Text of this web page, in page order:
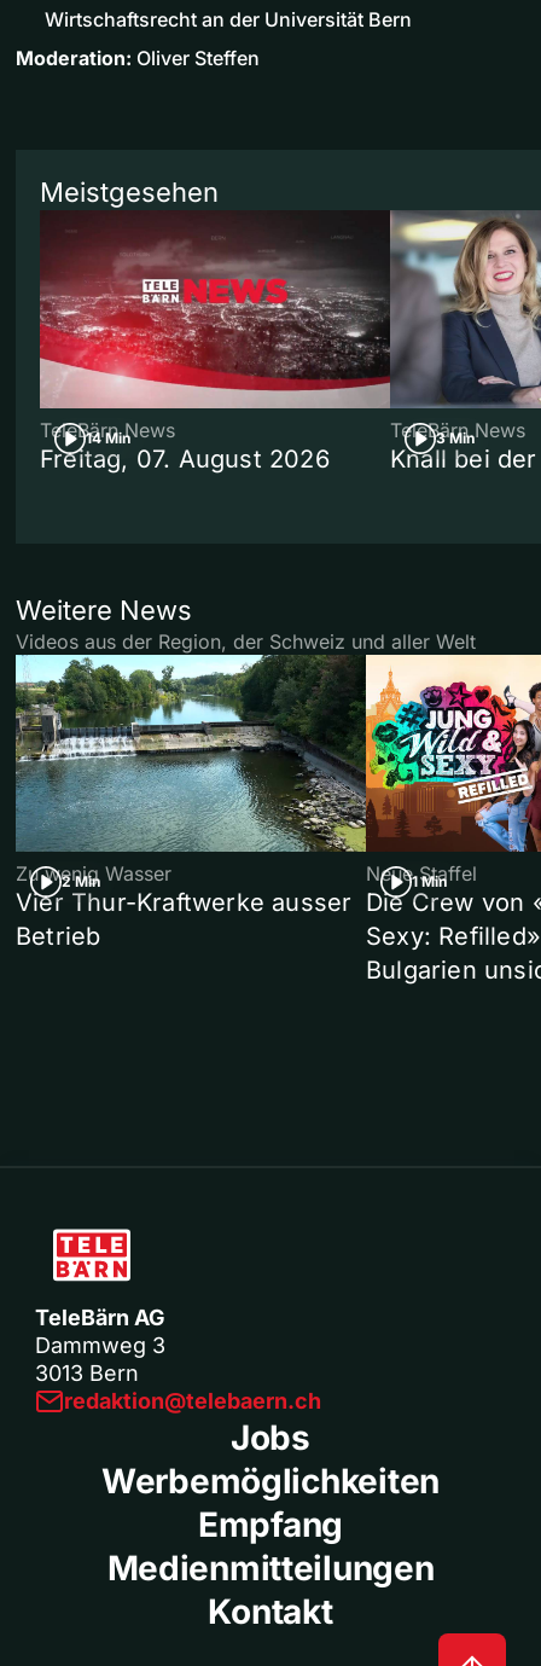
Wirtschaftsrecht an der Universität Bern
Moderation: Oliver Steffen
Meistgesehen
14 Min
TeleBärn News
Freitag, 07. August 2026
3 Min
TeleBärn News
Knall bei
Weitere News
Videos aus der Region, der Schweiz und aller Welt
2 Min
Zu wenig Wasser
Vier Thur-Kraftwerke ausser
Betrieb
1 Min
Neue Staffel
Die Crew von
Sexy:
Bulgarien
TeleBärn AG
Dammweg 3
3013 Bern
redaktion@telebaern.ch
Jobs
Werbemöglichkeiten
Empfang
Medienmitteilungen
Kontakt